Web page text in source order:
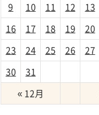
9
10 11 12 13
16
17 18 19 20
23
24 25 26 27
30
31
« 12月